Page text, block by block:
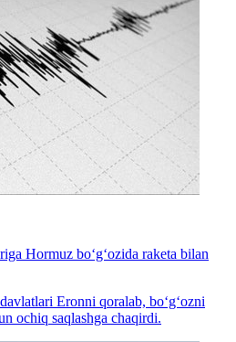
Hormuz bo‘g‘ozida raketa bilan
Eronni qoralab, bo‘g‘ozni
ochiq saqlashga chaqirdi.